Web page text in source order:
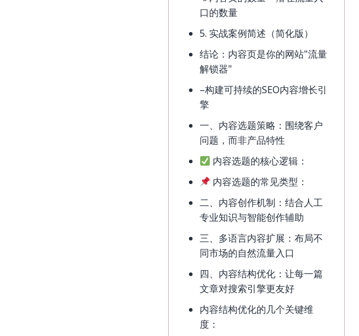
口的数量
5. 实战案例简述（简化版）
结论：内容页是你的网站"流量
解锁器"
–构建可持续的SEO内容增长引
擎
一、内容选题策略：围绕客户
问题，而非产品特性
内容选题的核心逻辑：
内容选题的常见类型：
二、内容创作机制：结合人工
专业知识与智能创作辅助
三、多语言内容扩展：布局不
同市场的自然流量入口
四、内容结构优化：让每一篇
文章对搜索引擎更友好
内容结构优化的几个关键维
度：